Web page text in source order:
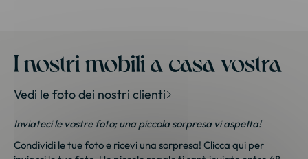
I nostri mobili a casa vostra
Vedi le foto dei nostri clienti
Inviateci le vostre foto; una piccola sorpresa vi aspetta!
Condividi le tue foto e ricevi una sorpresa! Clicca qui per